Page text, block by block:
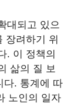
대되고 있으
장려하기 위
. 이 정책의
삶의 질 보
다. 통계에 따
노인의 일자